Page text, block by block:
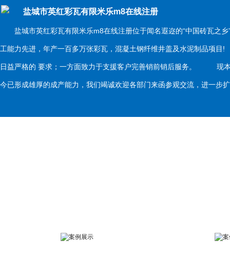
盐城市英红彩瓦有限米乐m8在线注册
盐城市英红彩瓦有限米乐m8在线注册位于闻名遐迩的“中国砖瓦之乡
工能力先进，年产一百多万张彩瓦，混凝土钢纤维井盖及水泥制品项
日益严格的 要求；一方面致力于支援客户完善销前销后服务。 现本
今已形成雄厚的成产能力，我们竭诚欢迎各部门来函参观交流，进一